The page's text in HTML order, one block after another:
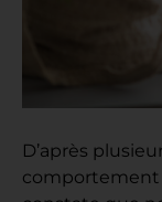
D’après
comportement